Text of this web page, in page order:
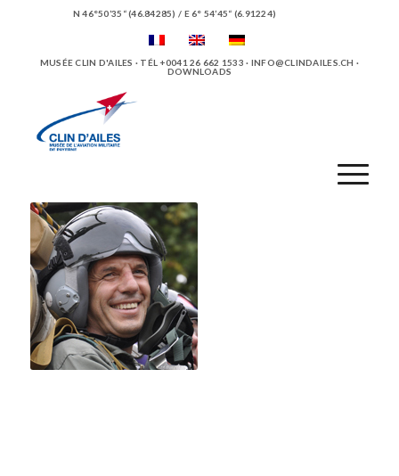
N 46°50’35“ (46.84285) / E 6° 54’45“ (6.91224)
MUSÉE CLIN D'AILES · TÉL +0041 26 662 1533 · INFO@CLINDAILES.CH ·
DOWNLOADS